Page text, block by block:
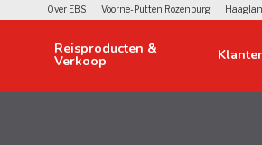
Over EBS Voorne-Putten Rozenburg
Reisproducten &
Verkoop